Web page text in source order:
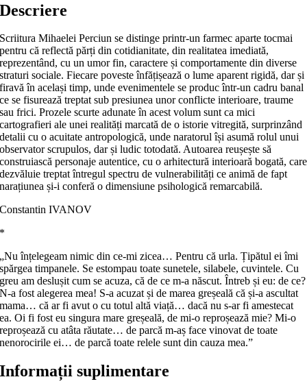
Descriere
Scriitura Mihaelei Perciun se distinge printr-un farmec aparte tocmai
pentru că reflectă părți din cotidianitate, din realitatea imediată,
reprezentând, cu un umor fin, caractere și comportamente din diverse
straturi sociale. Fiecare poveste înfățișează o lume aparent rigidă, dar și
firavă în același timp, unde evenimentele se produc într-un cadru banal
ce se fisurează treptat sub presiunea unor conflicte interioare, traume
sau frici. Prozele scurte adunate în acest volum sunt ca mici
cartografieri ale unei realități marcată de o istorie vitregită, surprinzând
detalii cu o acuitate antropologică, unde naratorul își asumă rolul unui
observator scrupulos, dar și ludic totodată. Autoarea reușește să
construiască personaje autentice, cu o arhitectură interioară bogată, care
dezvăluie treptat întregul spectru de vulnerabilități ce animă de fapt
narațiunea și-i conferă o dimensiune psihologică remarcabilă.
Constantin IVANOV
*
„Nu înțelegeam nimic din ce-mi zicea… Pentru că urla. Țipătul ei îmi
spărgea timpanele. Se estompau toate sunetele, silabele, cuvintele. Cu
greu am deslușit cum se acuza, că de ce m-a născut. Întreb și eu: de ce?
N-a fost alegerea mea! S-a acuzat și de marea greșeală că și-a ascultat
mama… că ar fi avut o cu totul altă viață… dacă nu s‑ar fi amestecat
ea. Oi fi fost eu singura mare greșeală, de mi-o reproșează mie? Mi-o
reproșează cu atâta răutate… de parcă m-aș face vinovat de toate
nenorocirile ei… de parcă toate relele sunt din cauza mea.”
Informații suplimentare